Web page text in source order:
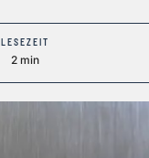
LESEZEIT
2 min